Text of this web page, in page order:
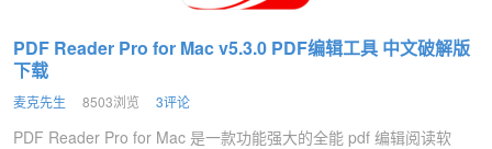
PDF Reader Pro for Mac v5.3.0 PDF编辑工具 中文破解版
下载
麦克先生 8503浏览 3评论
PDF Reader Pro for Mac 是一款功能强大的全能 pdf 编辑阅读软